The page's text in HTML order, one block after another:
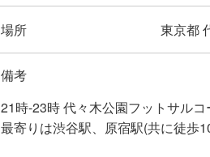
場所 東京都
備考
21時-23時 代々木公園フットサルコ
最寄りは渋谷駅、原宿駅(共に徒歩